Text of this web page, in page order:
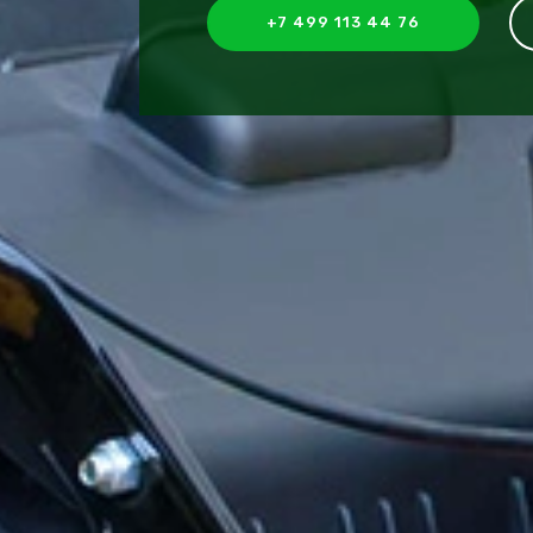
+7 499 113 44 76